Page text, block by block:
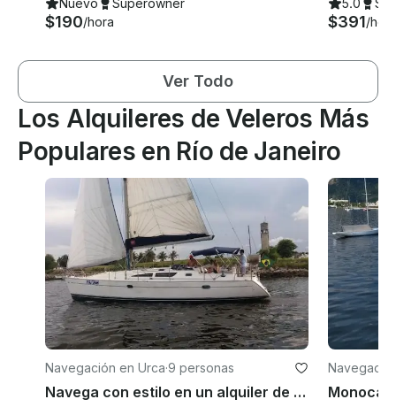
Nuevo Superowner
$190/hora
5.0
$391/hora
Ver Todo
Los Alquileres de Veleros Más
Populares en Río de Janeiro
Navegación en Urca·9 personas
Navega con estilo en un alquiler de monocasco de crucero en Río de Janeiro